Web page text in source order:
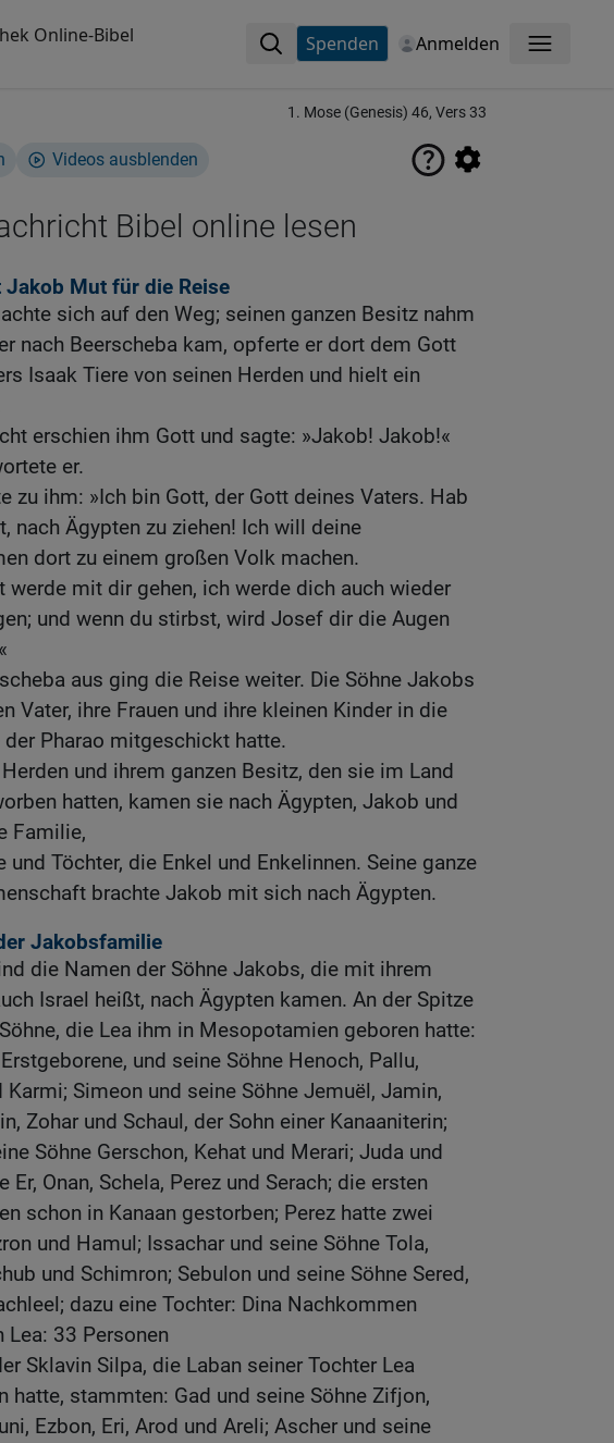
Online-Bibel Spenden Anmelden Menü
1. Mose (Genesis) 46, Vers 33
Videos ausblenden
Bibel online lesen
Jakob Mut für die Reise
sich auf den Weg; seinen ganzen Besitz nahm
nach Beerscheba kam, opferte er dort dem Gott
Isaak Tiere von seinen Herden und hielt ein
erschien ihm Gott und sagte: »Jakob! Jakob!«
er.
zu ihm: »Ich bin Gott, der Gott deines Vaters. Hab
nach Ägypten zu ziehen! Ich will deine
dort zu einem großen Volk machen.
werde mit dir gehen, ich werde dich auch wieder
und wenn du stirbst, wird Josef dir die Augen
aus ging die Reise weiter. Die Söhne Jakobs
Vater, ihre Frauen und ihre kleinen Kinder in die
der Pharao mitgeschickt hatte.
und ihrem ganzen Besitz, den sie im Land
hatten, kamen sie nach Ägypten, Jakob und
Familie,
und Töchter, die Enkel und Enkelinnen. Seine ganze
brachte Jakob mit sich nach Ägypten.
Jakobsfamilie
die Namen der Söhne Jakobs, die mit ihrem
Israel heißt, nach Ägypten kamen. An der Spitze
die Lea ihm in Mesopotamien geboren hatte:
und seine Söhne Henoch, Pallu,
Karmi; Simeon und seine Söhne Jemuël, Jamin,
Zohar und Schaul, der Sohn einer Kanaaniterin;
Söhne Gerschon, Kehat und Merari; Juda und
Er, Onan, Schela, Perez und Serach; die ersten
schon in Kanaan gestorben; Perez hatte zwei
und Hamul; Issachar und seine Söhne Tola,
und Schimron; Sebulon und seine Söhne Sered,
dazu eine Tochter: Dina Nachkommen
Lea: 33 Personen
Sklavin Silpa, die Laban seiner Tochter Lea
hatte, stammten: Gad und seine Söhne Zifjon,
Ezbon, Eri, Arod und Areli; Ascher und seine